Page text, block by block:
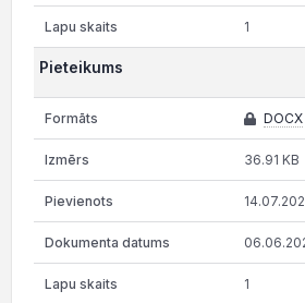
1
Pieteikums
DOCX
36.91 KB
1